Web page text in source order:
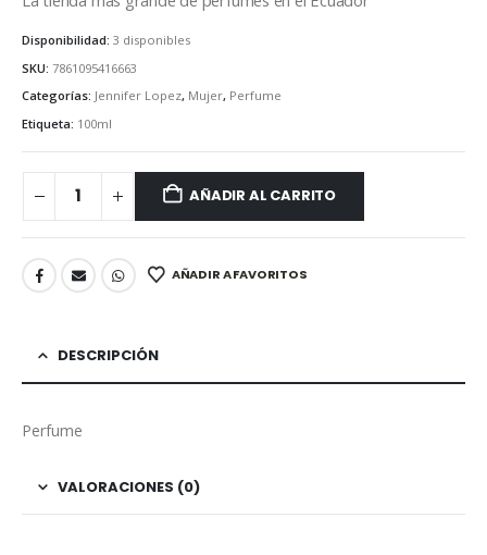
Disponibilidad: 3 disponibles
SKU: 7861095416663
Categorías: Jennifer Lopez, Mujer, Perfume
Etiqueta: 100ml
AÑADIR AL CARRITO
AÑADIR A FAVORITOS
DESCRIPCIÓN
Perfume
VALORACIONES (0)